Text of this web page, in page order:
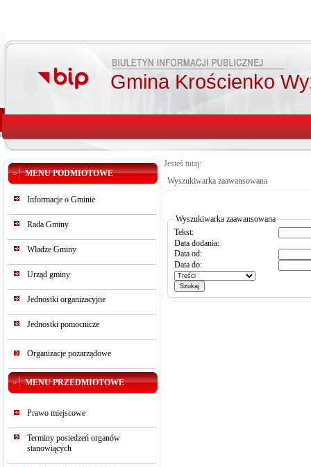
Gmina Krościenko
MENU PODMIOTOWE
Informacje o Gminie
Rada Gminy
Władze Gminy
Urząd gminy
Jednostki organizacyjne
Jednostki pomocnicze
Organizacje pozarządowe
MENU PRZEDMIOTOWE
Prawo miejscowe
Terminy posiedzeń organów
stanowiących
Jesteś tutaj:
Wyszukiwarka zaawansowana
Wyszukiwarka zaawansowana
Tekst:
Data dodania:
Data od:
Data do: